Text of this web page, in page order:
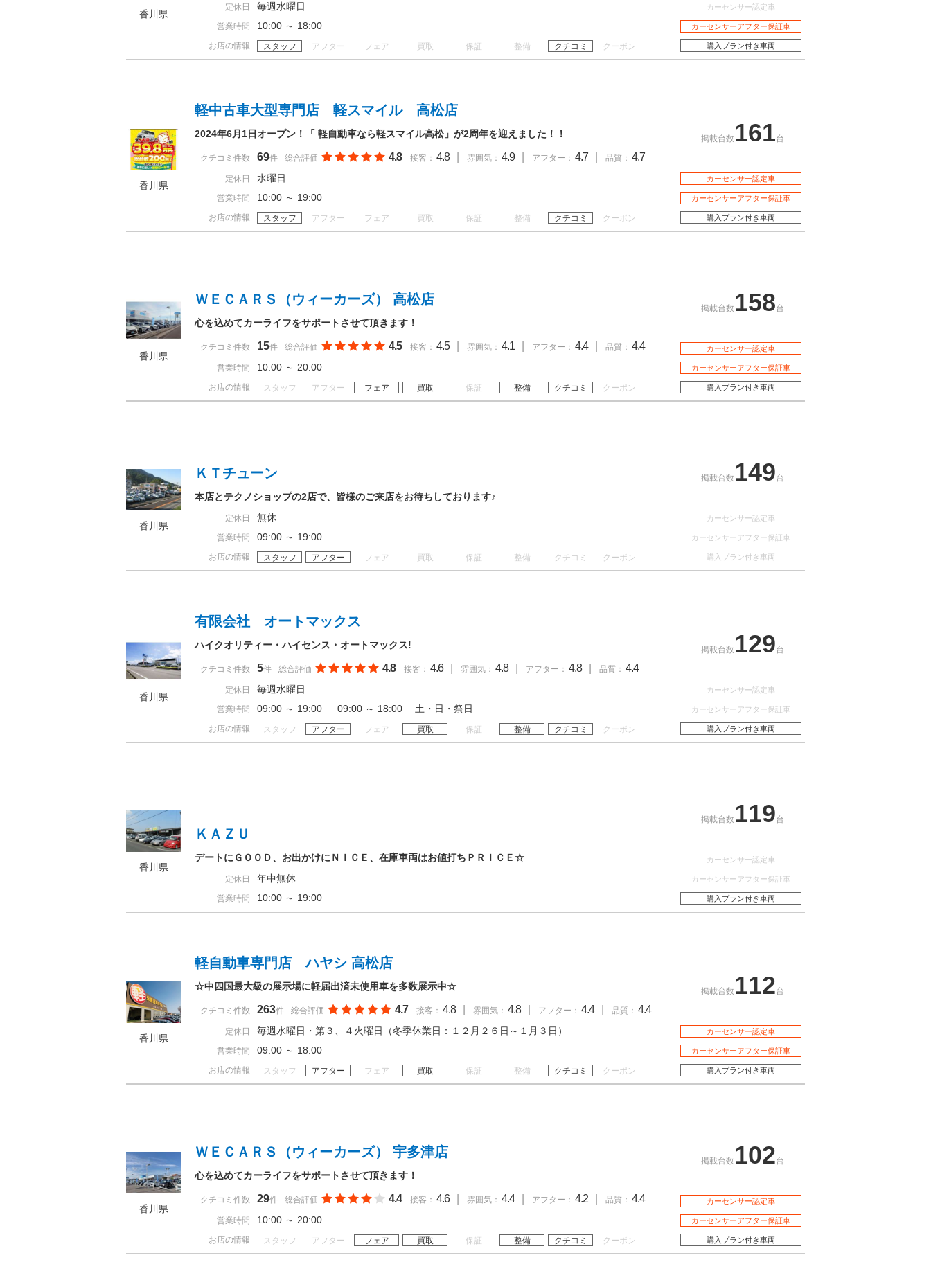
香川県
定休日 毎週水曜日
営業時間 10:00 ～ 18:00
お店の情報 スタッフ アフター フェア 買取 保証 整備 クチコミ クーポン
カーセンサー認定車
カーセンサーアフター保証車
購入プラン付き車両
香川県
軽中古車大型専門店 軽スマイル 高松店
2024年6月1日オープン！「 軽自動車なら軽スマイル高松」が2周年を迎えました！！
クチコミ件数 69件 総合評価 4.8 接客： 4.8 雰囲気： 4.9 アフター： 4.7 品質： 4.7
定休日 水曜日
営業時間 10:00 ～ 19:00
お店の情報 スタッフ アフター フェア 買取 保証 整備 クチコミ クーポン
掲載台数 161台
カーセンサー認定車
カーセンサーアフター保証車
購入プラン付き車両
香川県
ＷＥＣＡＲＳ（ウィーカーズ） 高松店
心を込めてカーライフをサポートさせて頂きます！
クチコミ件数 15件 総合評価 4.5 接客： 4.5 雰囲気： 4.1 アフター： 4.4 品質： 4.4
営業時間 10:00 ～ 20:00
お店の情報 スタッフ アフター フェア 買取 保証 整備 クチコミ クーポン
掲載台数 158台
カーセンサー認定車
カーセンサーアフター保証車
購入プラン付き車両
香川県
ＫＴチューン
本店とテクノショップの2店で、皆様のご来店をお待ちしております♪
定休日 無休
営業時間 09:00 ～ 19:00
お店の情報 スタッフ アフター フェア 買取 保証 整備 クチコミ クーポン
掲載台数 149台
カーセンサー認定車
カーセンサーアフター保証車
購入プラン付き車両
香川県
有限会社 オートマックス
ハイクオリティー・ハイセンス・オートマックス!
クチコミ件数 5件 総合評価 4.8 接客： 4.6 雰囲気： 4.8 アフター： 4.8 品質： 4.4
定休日 毎週水曜日
営業時間 09:00 ～ 19:00 09:00 ～ 18:00 土・日・祭日
お店の情報 スタッフ アフター フェア 買取 保証 整備 クチコミ クーポン
掲載台数 129台
カーセンサー認定車
カーセンサーアフター保証車
購入プラン付き車両
香川県
ＫＡＺＵ
デートにＧＯＯＤ、お出かけにＮＩＣＥ、在庫車両はお値打ちＰＲＩＣＥ☆
定休日 年中無休
営業時間 10:00 ～ 19:00
掲載台数 119台
カーセンサー認定車
カーセンサーアフター保証車
購入プラン付き車両
香川県
軽自動車専門店 ハヤシ 高松店
☆中四国最大級の展示場に軽届出済未使用車を多数展示中☆
クチコミ件数 263件 総合評価 4.7 接客： 4.8 雰囲気： 4.8 アフター： 4.4 品質： 4.4
定休日 毎週水曜日・第３、４火曜日（冬季休業日：１２月２６日～１月３日）
営業時間 09:00 ～ 18:00
お店の情報 スタッフ アフター フェア 買取 保証 整備 クチコミ クーポン
掲載台数 112台
カーセンサー認定車
カーセンサーアフター保証車
購入プラン付き車両
香川県
ＷＥＣＡＲＳ（ウィーカーズ） 宇多津店
心を込めてカーライフをサポートさせて頂きます！
クチコミ件数 29件 総合評価 4.4 接客： 4.6 雰囲気： 4.4 アフター： 4.2 品質： 4.4
営業時間 10:00 ～ 20:00
お店の情報 スタッフ アフター フェア 買取 保証 整備 クチコミ クーポン
掲載台数 102台
カーセンサー認定車
カーセンサーアフター保証車
購入プラン付き車両